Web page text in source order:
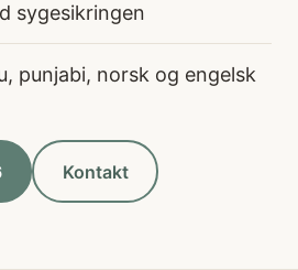
sygesikringen
punjabi, norsk og engelsk
Kontakt